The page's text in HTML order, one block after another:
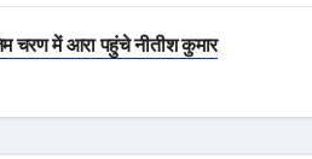
चरण में आरा पहुंचे नीतीश कुमार